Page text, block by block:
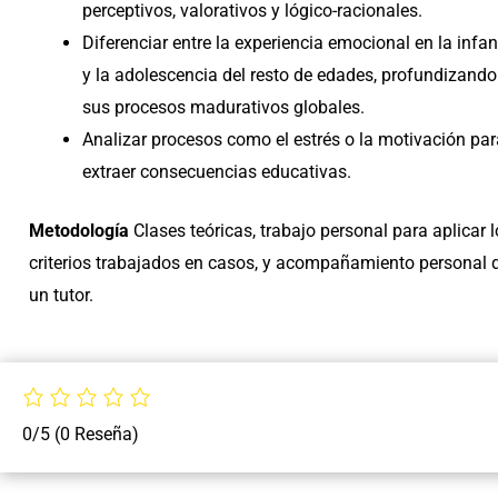
perceptivos, valorativos y lógico-racionales.
Diferenciar entre la experiencia emocional en la
y la adolescencia del resto de edades,
sus procesos madurativos globales.
Analizar procesos como el estrés o la motivación
extraer consecuencias educativas.
Metodología Clases teóricas, trabajo personal para aplicar
criterios trabajados en casos, y acompañamiento personal
un tutor.
0/5 (0 Reseña)